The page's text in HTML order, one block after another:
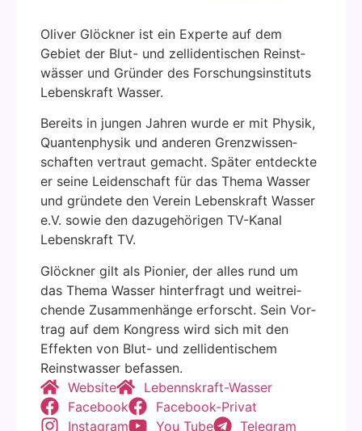
Oli­ver Glöck­ner ist ein Exper­te auf dem
Gebiet der Blut- und zell­i­den­ti­schen Reinst­
wäs­ser und Grün­der des For­schungs­in­sti­tuts
Lebens­kraft Was­ser.
Bereits in jun­gen Jah­ren wur­de er mit Phy­sik,
Quan­ten­phy­sik und ande­ren Grenz­wis­sen­
schaf­ten ver­traut gemacht. Spä­ter ent­deck­te
er sei­ne Lei­den­schaft für das The­ma Was­ser
und grün­de­te den Ver­ein Lebens­kraft Was­ser
e.V. sowie den dazu­ge­hö­ri­gen TV-Kanal
Lebens­kraft TV.
Glöck­ner gilt als Pio­nier, der alles rund um
das The­ma Was­ser hin­ter­fragt und weit­rei­
chen­de Zusam­men­hän­ge erforscht. Sein Vor­
trag auf dem Kon­gress wird sich mit den
Effek­ten von Blut- und zell­i­den­ti­schem
Reinst­was­ser befas­sen.
Web­site
Leben­ns­kraft-Was­ser
Face­book
Face­book-Pri­vat
Insta­gram
You Tube Tele­gram